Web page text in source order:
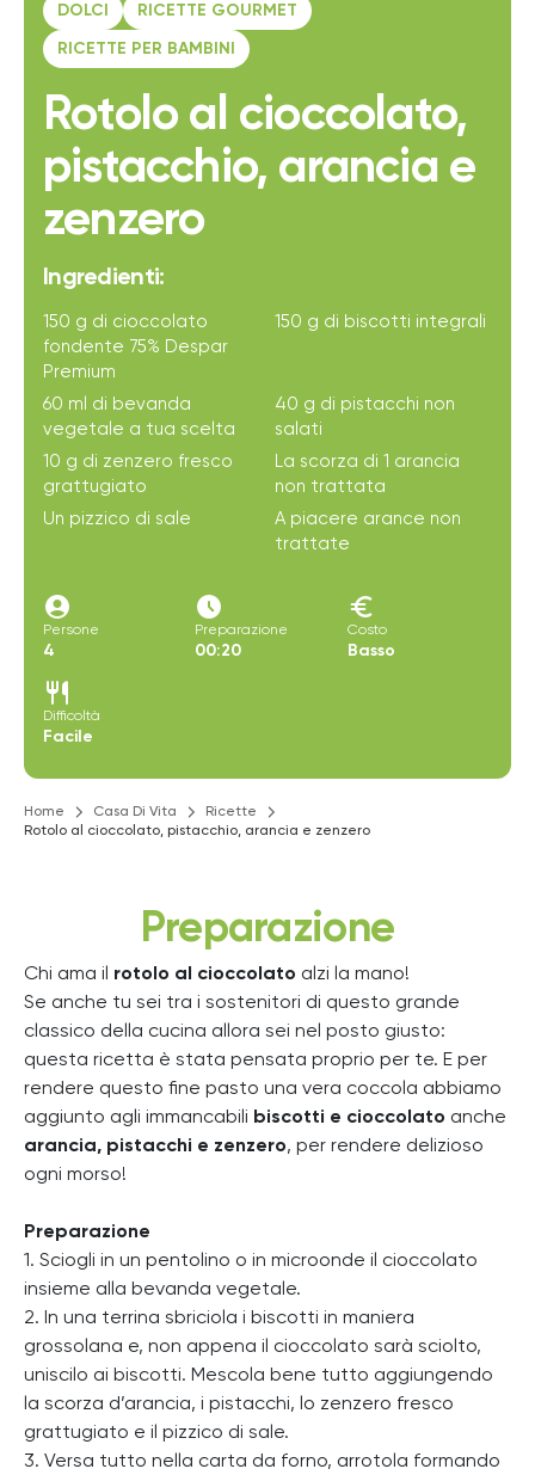
DOLCI RICETTE GOURMET
RICETTE PER BAMBINI
Rotolo al cioccolato,
pistacchio, arancia e
zenzero
Ingredienti:
150 g di cioccolato
fondente 75% Despar
Premium
150 g di biscotti integrali
60 ml di bevanda
vegetale a tua scelta
40 g di pistacchi non
salati
10 g di zenzero fresco
grattugiato
La scorza di 1 arancia
non trattata
Un pizzico di sale
A piacere arance non
trattate
account_circle
Persone
4
access_time_filled
Preparazione
00:20
euro
Costo
Basso
restaurant
Difficoltà
Facile
Home Casa Di Vita
Ricette
Rotolo al cioccolato, pistacchio, arancia e zenzero
Preparazione
Chi ama il rotolo al cioccolato alzi la mano!
Se anche tu sei tra i sostenitori di questo grande
classico della cucina allora sei nel posto giusto:
questa ricetta è stata pensata proprio per te. E per
rendere questo fine pasto una vera coccola abbiamo
aggiunto agli immancabili biscotti e cioccolato anche
arancia, pistacchi e zenzero, per rendere delizioso
ogni morso!
Preparazione
1. Sciogli in un pentolino o in microonde il cioccolato
insieme alla bevanda vegetale.
2. In una terrina sbriciola i biscotti in maniera
grossolana e, non appena il cioccolato sarà sciolto,
uniscilo ai biscotti. Mescola bene tutto aggiungendo
la scorza d’arancia, i pistacchi, lo zenzero fresco
grattugiato e il pizzico di sale.
3. Versa tutto nella carta da forno, arrotola formando